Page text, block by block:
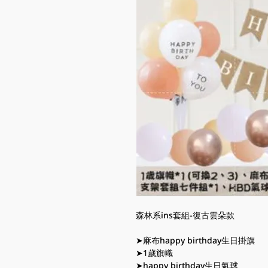
森林系ins套組-復古雲朵款
➤麻布happy birthday生日掛旗
➤1歲旗幟
➤happy birthday生日氣球